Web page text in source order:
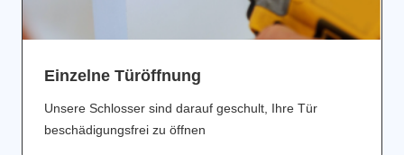
Einzelne Türöffnung
Unsere Schlosser sind darauf geschult, Ihre Tür
beschädigungsfrei zu öffnen